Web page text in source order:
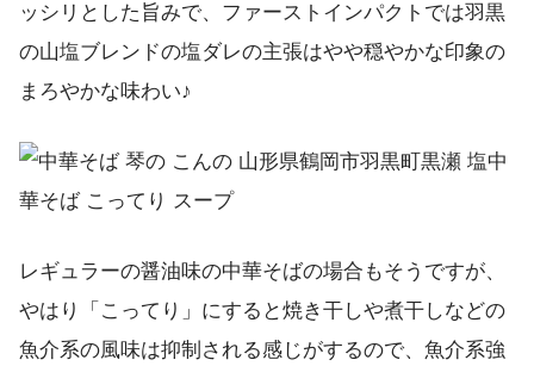
ッシリとした旨みで、ファーストインパクトでは羽黒
の山塩ブレンドの塩ダレの主張はやや穏やかな印象の
まろやかな味わい♪
レギュラーの醤油味の中華そばの場合もそうですが、
やはり「こってり」にすると焼き干しや煮干しなどの
魚介系の風味は抑制される感じがするので、魚介系強